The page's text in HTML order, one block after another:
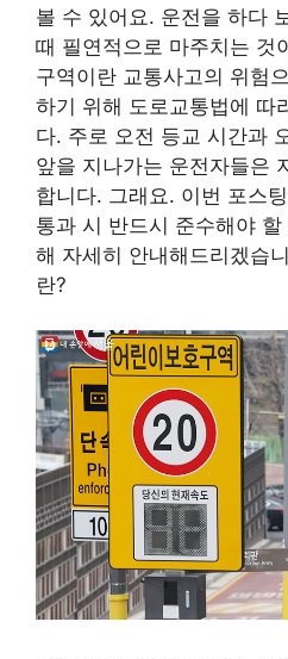
볼 수 있어요. 운전을 하다
때 필연적으로 마주치는 것
구역이란 교통사고의 위험
하기 위해 도로교통법에 따
다. 주로 오전 등교 시간과
앞을 지나가는 운전자들은
합니다. 그래요. 이번 포스
통과 시 반드시 준수해야
해 자세히 안내해드리겠습
란?